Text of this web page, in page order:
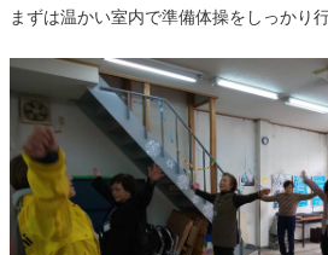
まずは温かい室内で準備体操をしっかり